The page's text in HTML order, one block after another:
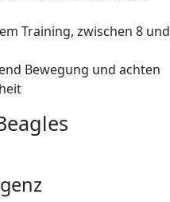
Training, zwischen 8 und
Bewegung und achten